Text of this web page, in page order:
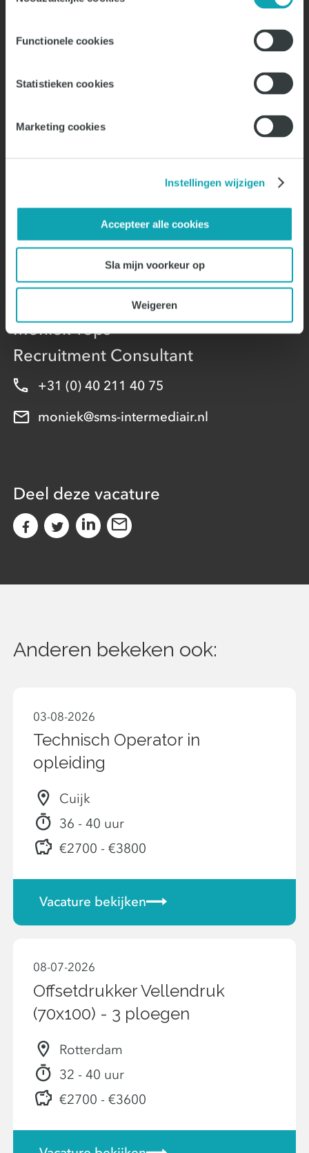
Functionele cookies
Statistieken cookies
Marketing cookies
Instellingen wijzigen
Accepteer alle cookies
Sla mijn voorkeur op
Weigeren
de vacature
Door onze referentie kom jij al met een 1 –
0 voorsprong binnen
Moniek Tops
Recruitment Consultant
+31 (0) 40 211 40 75
moniek@sms-intermediair.nl
Deel deze vacature
Anderen bekeken ook:
03-08-2026
Technisch Operator in
opleiding
Cuijk
36 - 40 uur
€2700 - €3800
Vacature bekijken
08-07-2026
Offsetdrukker Vellendruk
(70x100) - 3 ploegen
Rotterdam
32 - 40 uur
€2700 - €3600